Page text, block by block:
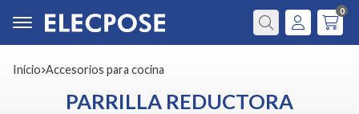
Buscar
0
Inicio accesorios para cocina
PARRILLA REDUCTORA